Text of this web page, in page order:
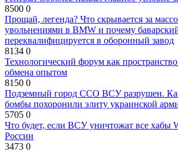
8500 0
Прощай, легенда? Что скрывается за
увольнениями в BMW и почему
переквалифицируется в оборонный завод
8134 0
Технологический форум как
обмена опытом
8150 0
Подземный город ССО ВСУ разрушен.
бомбы похоронили элиту украинской
5705 0
Что будет, если ВСУ уничтожат все хабы
России
3473 0